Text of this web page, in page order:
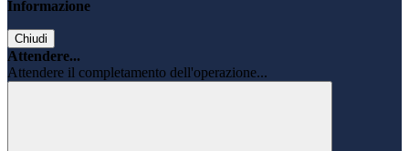
Informazione
Chiudi
Attendere...
Attendere il completamento dell'operazione...